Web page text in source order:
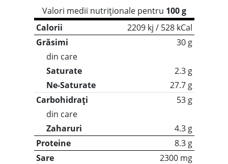
Valori medii nutriționale pentru 100 g
Calorii
2209 kj / 528 kCal
Grăsimi
30 g
din care
Saturate
2.3 g
Ne-Saturate
27.7 g
Carbohidrați
53 g
din care
Zaharuri
4.3 g
Proteine
8.3 g
Sare
2300 mg